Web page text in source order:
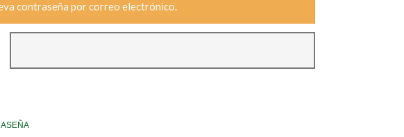
contraseña por correo electrónico.